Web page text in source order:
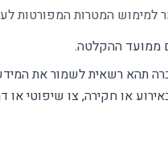
למימוש המטרות המפורטות
תהא רשאית לשמור את
או חקירה, צו שיפוטי